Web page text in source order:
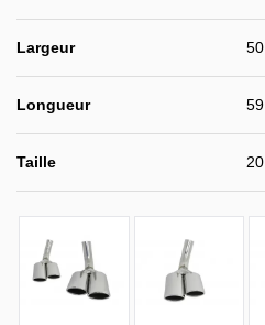
Largeur 50
Longueur 59
Taille 20